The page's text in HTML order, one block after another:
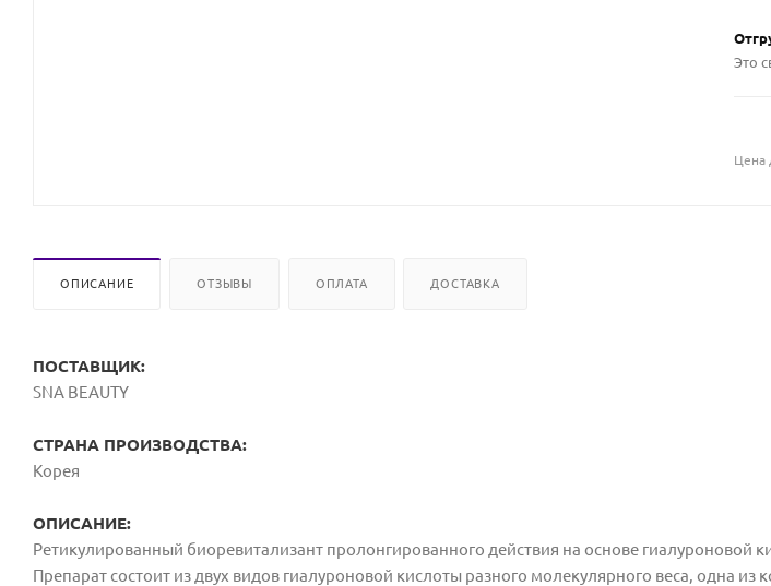
Это
Цена
ОПИСАНИЕ ОТЗЫВЫ ОПЛАТА ДОСТАВКА
ПОСТАВЩИК:
SNA BEAUTY
СТРАНА ПРОИЗВОДСТВА:
Корея
ОПИСАНИЕ:
Ретикулированный биоревитализант пролонгированного действия на основе гиалуроновой
Препарат состоит из двух видов гиалуроновой кислоты разного молекулярного веса, одна из